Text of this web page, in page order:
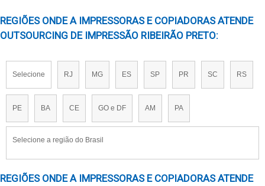
REGIÕES ONDE A IMPRESSORAS E COPIADORAS ATENDE
OUTSOURCING DE IMPRESSÃO RIBEIRÃO PRETO:
Selecione RJ MG ES SP PR SC RS
PE BA CE GO e DF AM PA
Selecione a região do Brasil
REGIÕES ONDE A IMPRESSORAS E COPIADORAS ATENDE